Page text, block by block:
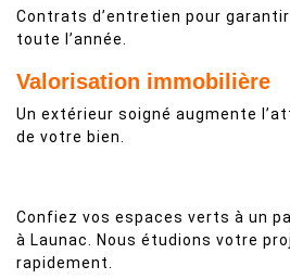
Contrats d’entretien pour
toute l’année.
Valorisation immobilière
Un extérieur soigné augmente
de votre bien.
Confiez vos espaces verts à un
à Launac. Nous étudions votre
rapidement.